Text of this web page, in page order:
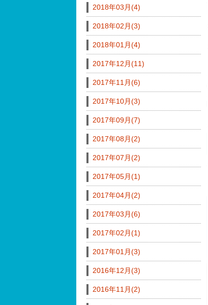
2018年03月(4)
2018年02月(3)
2018年01月(4)
2017年12月(11)
2017年11月(6)
2017年10月(3)
2017年09月(7)
2017年08月(2)
2017年07月(2)
2017年05月(1)
2017年04月(2)
2017年03月(6)
2017年02月(1)
2017年01月(3)
2016年12月(3)
2016年11月(2)